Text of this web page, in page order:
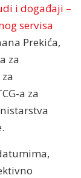
i događaji –
servisa
Prekića,
za
a za